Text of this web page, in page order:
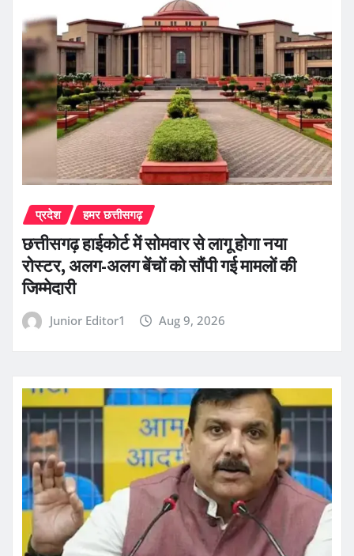
प्रदेश हमर छत्तीसगढ़
छत्तीसगढ़ हाईकोर्ट में सोमवार से लागू होगा नया
रोस्टर, अलग-अलग बेंचों को सौंपी गई मामलों की
जिम्मेदारी
Junior Editor1 Aug 9, 2026